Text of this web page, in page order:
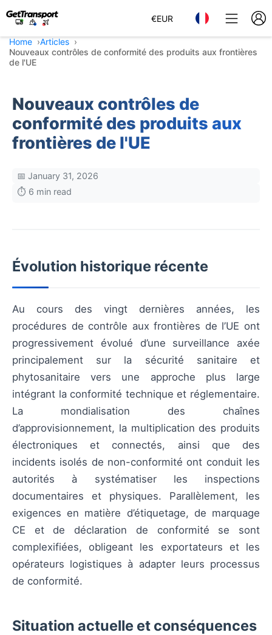
€EUR
Home
Articles
Nouveaux contrôles de conformité des produits aux frontières
de l'UE
Nouveaux contrôles de
conformité des produits aux
frontières de l'UE
📅 January 31, 2026
⏱️ 6 min read
Évolution historique récente
Au cours des vingt dernières années, les
procédures de contrôle aux frontières de l’UE ont
progressivement évolué d’une surveillance axée
principalement sur la sécurité sanitaire et
phytosanitaire vers une approche plus large
intégrant la conformité technique et réglementaire.
La mondialisation des chaînes
d’approvisionnement, la multiplication des produits
électroniques et connectés, ainsi que des
incidents isolés de non-conformité ont conduit les
autorités à systématiser les inspections
documentaires et physiques. Parallèlement, les
exigences en matière d’étiquetage, de marquage
CE et de déclaration de conformité se sont
complexifiées, obligeant les exportateurs et les
opérateurs logistiques à adapter leurs processus
de conformité.
Situation actuelle et conséquences